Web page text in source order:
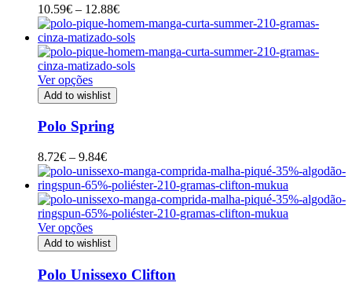
10.59€ – 12.88€Price
range:
10.59€
through
12.88€
Ver opções
Add to wishlist
Polo Spring
8.72€ – 9.84€Price
range:
8.72€
through
9.84€
Ver opções
Add to wishlist
Polo Unissexo Clifton